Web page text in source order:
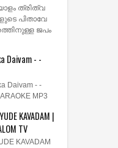
ത്രിത്വ
പിതാവേ
ജപം
Daivam - -
Daivam - -
MP3
KAVADAM |
TV
KAVADAM